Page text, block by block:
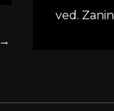
→
ved. Zanin